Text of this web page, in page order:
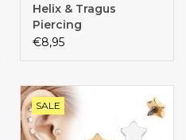
Helix & Tragus
Piercing
€8,95
SALE